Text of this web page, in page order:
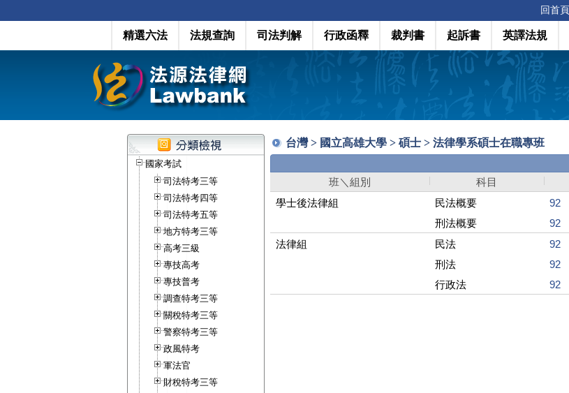
回首頁
精選六法 法規查詢 司法判解 行政函釋 裁判書 起訴書 英譯法規
國家考試
司法特考三等
司法特考四等
司法特考五等
地方特考三等
高考三級
專技高考
專技普考
調查特考三等
關稅特考三等
警察特考三等
政風特考
軍法官
財稅特考三等
台灣 > 國立高雄大學 > 碩士 > 法律學系碩士在職專班
班＼組別 科目
學士後法律組
民法概要 92
刑法概要
92
法律組
民法 92
刑法
92
行政法
92